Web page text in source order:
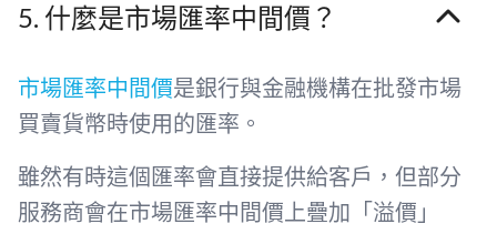
5. 什麼是市場匯率中間價？
市場匯率中間價是銀行與金融機構在批發市場
買賣貨幣時使用的匯率。
雖然有時這個匯率會直接提供給客戶，但部分
服務商會在市場匯率中間價上疊加「溢價」